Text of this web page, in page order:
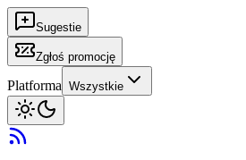
Sugestie
Zgłoś promocję
Platforma Wszystkie